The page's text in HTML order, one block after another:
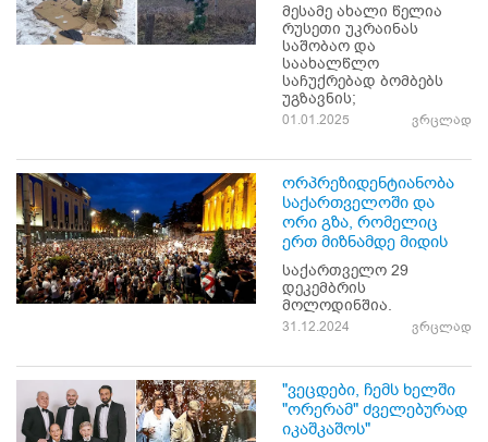
მესამე ახალი წელია
რუსეთი უკრაინას
საშობაო და
საახალწლო
საჩუქრებად ბომბებს
უგზავნის;
01.01.2025 ვრცლად
ორპრეზიდენტიანობა
საქართველოში და
ორი გზა, რომელიც
ერთ მიზნამდე მიდის
საქართველო 29
დეკემბრის
მოლოდინშია.
31.12.2024 ვრცლად
"ვეცდები, ჩემს ხელში
"ორერამ" ძველებურად
იკაშკაშოს"